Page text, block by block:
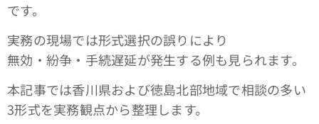
です。
実務の現場では形式選択の誤りにより
無効・紛争・手続遅延が発生する例も見られます。
本記事では香川県および徳島北部地域で相談の多い
3形式を実務観点から整理します。